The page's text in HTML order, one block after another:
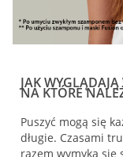
JAK
NA KTÓRE
Puszyć mogą się
długie. Czasami
razem wymyka się